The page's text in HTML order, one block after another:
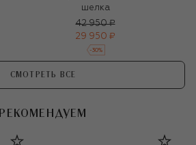
шелка
42 950 ₽
29 950 ₽
-30%
СМОТРЕТЬ ВСЕ
РЕКОМЕНДУЕМ